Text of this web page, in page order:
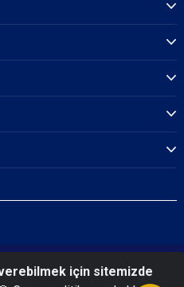
Müdürlüğü
için sitemizde